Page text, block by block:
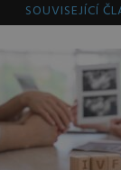
SOUVISEJÍCÍ